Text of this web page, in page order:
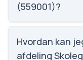
(559001)?
Skolegade, Vejen
3143 skoler.
Hvordan kan
afdeling